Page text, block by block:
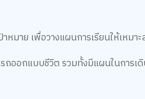
มาย เพื่อวางแผนการเรียนให้เหมา
ถออกแบบชีวิต รวมทั้งมีแผนในการเ